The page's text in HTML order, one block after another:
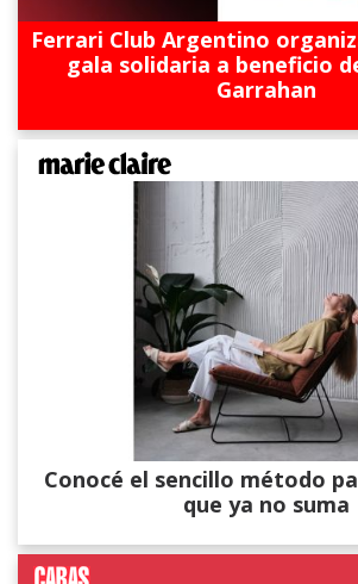
Ferrari Club Argentino
gala solidaria a beneficio
Garrahan
Conocé el sencillo método
que ya no suma